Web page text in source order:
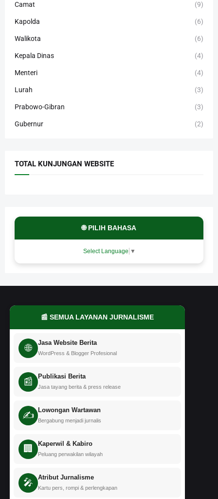
Camat (9)
Kapolda (6)
Walikota (6)
Kepala Dinas (4)
Menteri (4)
Lurah (3)
Prabowo-Gibran (3)
Gubernur (2)
TOTAL KUNJUNGAN WEBSITE
🌐 PILIH BAHASA
Select Language ▼
📰 SEMUA LAYANAN JURNALISME
🌐 Jasa Website Berita
WordPress & Blogger Profesional
📰 Publikasi Berita
Jasa tayang berita & press release
✍️ Lowongan Wartawan
Bergabung menjadi jurnalis
🏢 Kaperwil & Kabiro
Peluang perwakilan wilayah
🎤 Atribut Jurnalisme
Kartu pers, rompi & perlengkapan